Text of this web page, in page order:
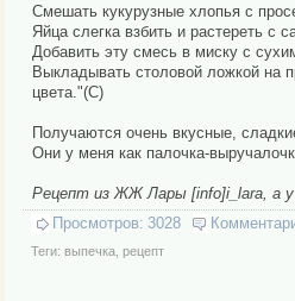
Смешать кукурузные хлопья с
Яйца слегка взбить и растереть с
Добавить эту смесь в миску с
Выкладывать столовой ложкой на
цвета."(С)
Получаются очень вкусные,
Они у меня как палочка-
Рецепт из ЖЖ Лары [info]i_lara, а у
Просмотров: 3028
Теги: выпечка, рецепт